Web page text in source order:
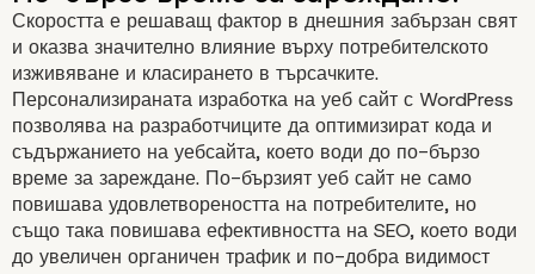
Удобна за потребителя
Скоростта е решаващ фактор в днешния забързан свят
и оказва значително влияние върху потребителското
изживяване и класирането в търсачките.
Персонализираната изработка на уеб сайт с WordPress
позволява на разработчиците да оптимизират кода и
съдържанието на уебсайта, което води до по-бързо
време за зареждане. По-бързият уеб сайт не само
повишава удовлетвореността на потребителите, но
също така повишава ефективността на SEO, което води
до увеличен органичен трафик и по-добра видимост